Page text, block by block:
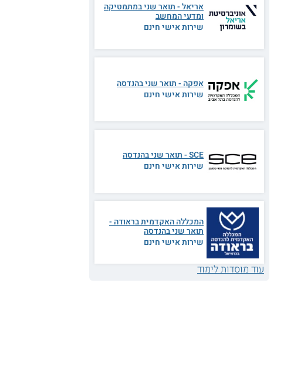
אריאל - תואר שני במתמטיקה
ומדעי המחשב
שירות אישי חינם
אפקה - תואר שני בהנדסה
שירות אישי חינם
SCE - תואר שני בהנדסה
שירות אישי חינם
המכללה האקדמית בראודה -
תואר שני בהנדסה
שירות אישי חינם
עוד מוסדות לימוד